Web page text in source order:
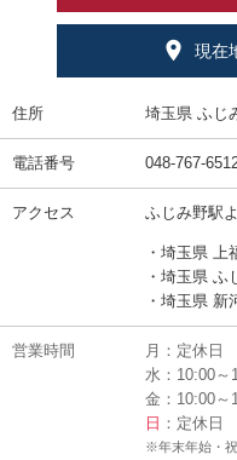
現在
住所 埼玉県 ふじ
電話番号 048-767-
アクセス ふじみ野駅
・埼玉県 上
・埼玉県 ふ
・埼玉県 新
営業時間 月：定休日
水：10:00～
金：10:00～
日 ：定休日
※年末年始・祝